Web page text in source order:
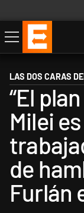
Economía
Política
Internacional
Actualidad
Descargá la App
LAS DOS CARAS
“El
Milei
de
Furlán